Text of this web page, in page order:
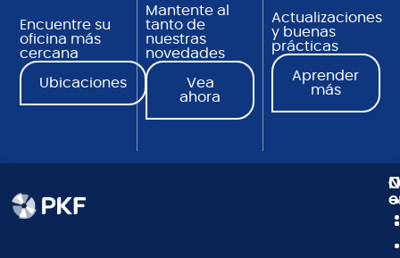
Encuentre su
oficina más
cercana
Ubicaciones
Mantente al
tanto de
nuestras
novedades
Vea
ahora
Actualizaciones
y buenas
prácticas
Aprender
más